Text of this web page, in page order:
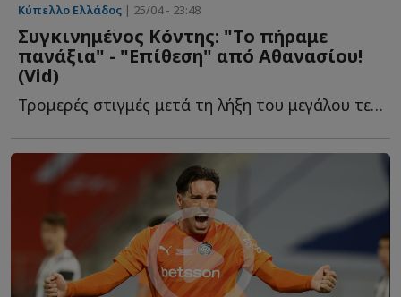
Κύπελλο Ελλάδος | 25/04 - 23:48
Συγκινημένος Κόντης: "Το πήραμε
πανάξια" - "Επίθεση" από Αθανασίου!
(Vid)
Τρομερές στιγμές μετά τη λήξη του μεγάλου τελικού, μ...